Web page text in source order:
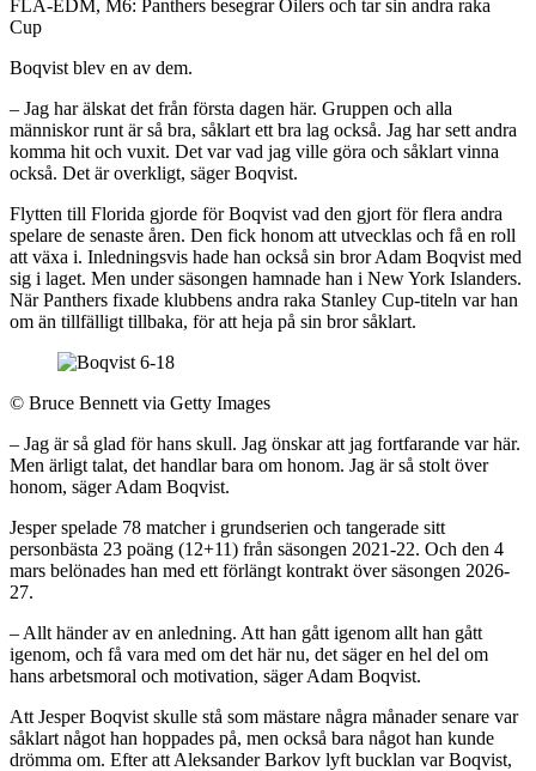
FLA-EDM, M6: Panthers besegrar Oilers och tar sin andra raka
Cup
Boqvist blev en av dem.
– Jag har älskat det från första dagen här. Gruppen och alla
människor runt är så bra, såklart ett bra lag också. Jag har sett andra
komma hit och vuxit. Det var vad jag ville göra och såklart vinna
också. Det är overkligt, säger Boqvist.
Flytten till Florida gjorde för Boqvist vad den gjort för flera andra
spelare de senaste åren. Den fick honom att utvecklas och få en roll
att växa i. Inledningsvis hade han också sin bror Adam Boqvist med
sig i laget. Men under säsongen hamnade han i New York Islanders.
När Panthers fixade klubbens andra raka Stanley Cup-titeln var han
om än tillfälligt tillbaka, för att heja på sin bror såklart.
© Bruce Bennett via Getty Images
– Jag är så glad för hans skull. Jag önskar att jag fortfarande var här.
Men ärligt talat, det handlar bara om honom. Jag är så stolt över
honom, säger Adam Boqvist.
Jesper spelade 78 matcher i grundserien och tangerade sitt
personbästa 23 poäng (12+11) från säsongen 2021-22. Och den 4
mars belönades han med ett förlängt kontrakt över säsongen 2026-
27.
– Allt händer av en anledning. Att han gått igenom allt han gått
igenom, och få vara med om det här nu, det säger en hel del om
hans arbetsmoral och motivation, säger Adam Boqvist.
Att Jesper Boqvist skulle stå som mästare några månader senare var
såklart något han hoppades på, men också bara något han kunde
drömma om. Efter att Aleksander Barkov lyft bucklan var Boqvist,